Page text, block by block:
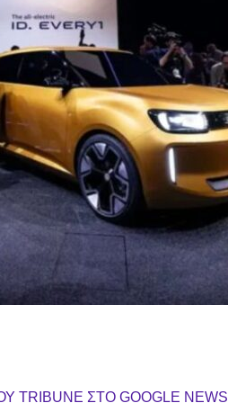
TRIBUNE ΣΤΟ GOOGLE NEWS